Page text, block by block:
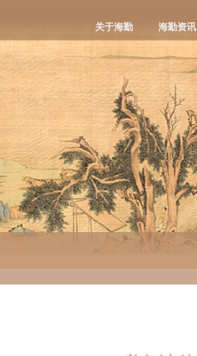
关于海勤 海勤资讯